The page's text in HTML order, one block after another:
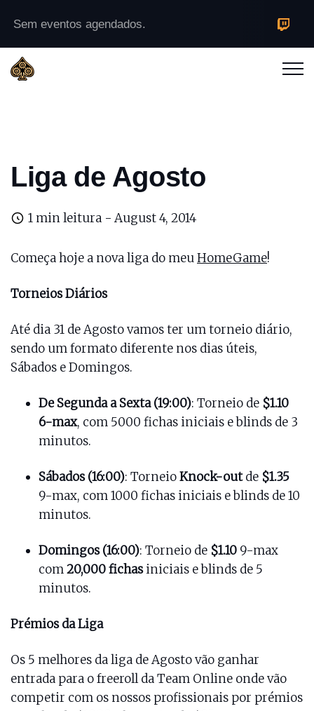
Sem eventos agendados.
Liga de Agosto
1 min leitura - August 4, 2014
Começa hoje a nova liga do meuHomeGame!
Torneios Diários
Até dia 31 de Agosto vamos ter um torneio diário,
sendo um formato diferente nos dias úteis,
Sábados e Domingos.
De Segunda a Sexta (19:00): Torneio de $1.10
6-max, com 5000 fichas iniciais e blinds de 3
minutos.
Sábados (16:00): TorneioKnock-outde $1.35
9-max, com 1000 fichas iniciais e blinds de 10
minutos.
Domingos (16:00): Torneio de $1.10 9-max
com20,000 fichasiniciais e blinds de 5
minutos.
Prémios da Liga
Os 5 melhores da liga de Agosto vão ganhar
entrada para o freeroll da Team Online onde vão
competir com os nossos profissionais por prémios